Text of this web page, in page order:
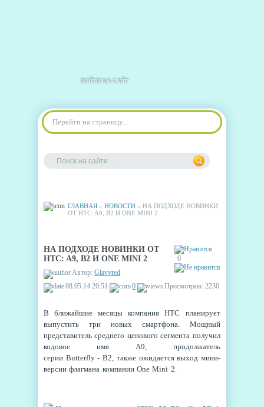
ВОЙТИ НА САЙТ
Перейти на страницу...
ГЛАВНАЯ » НОВОСТИ » НА ПОДХОДЕ НОВИНКИ
ОТ HTC: A9, B2 И ONE MINI 2
0
НА ПОДХОДЕ НОВИНКИ ОТ
HTC: A9, B2 И ONE MINI 2
Автор: Glavvred
08.05.14 20:51
0 Просмотров: 2230
В ближайшие месяцы компания HTC планирует
выпустить три новых смартфона. Мощный
представитель среднего ценового сегмента получил
кодовое имя A9, продолжатель
серии Butterfly-B2, также ожидается выход мини-
версии флагмана компании One Mini 2.